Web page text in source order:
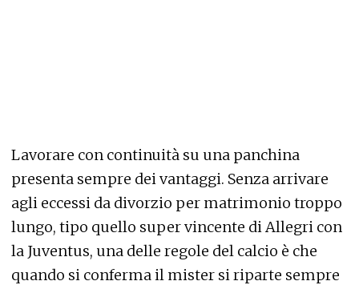
Lavorare con continuità su una panchina
presenta sempre dei vantaggi. Senza arrivare
agli eccessi da divorzio per matrimonio troppo
lungo, tipo quello super vincente di Allegri con
la Juventus, una delle regole del calcio è che
quando si conferma il mister si riparte sempre